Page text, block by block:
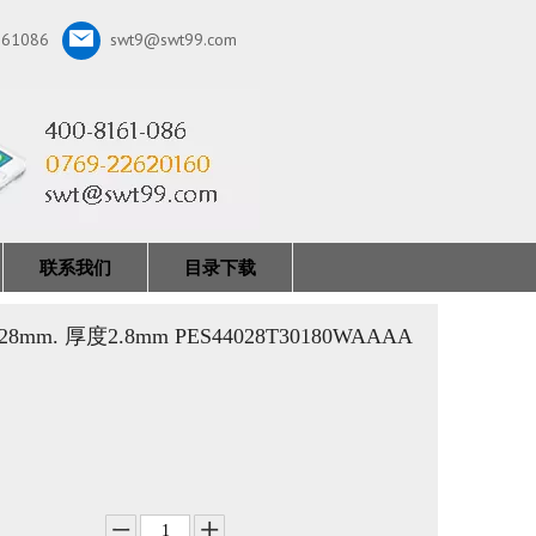
swt9@swt99.com
联系我们 目录下载
厚度2.8mm PES44028T30180WAAAA